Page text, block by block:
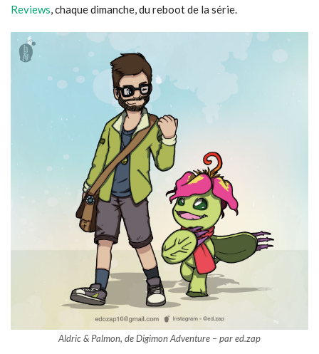
Reviews, chaque dimanche, du reboot de la série.
Aldric & Palmon, de Digimon Adventure – par ed.zap